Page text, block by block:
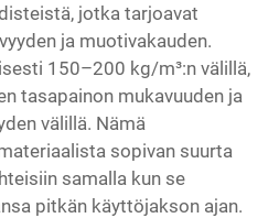
jotka tarjoavat
ja muotivakauden.
150–200 kg/m³:n välillä,
tasapainon mukavuuden ja
välillä. Nämä
sopivan suurta
samalla kun se
pitkän käyttöjakson ajan.